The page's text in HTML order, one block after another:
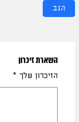
הגב
השארת זיכרון
הזיכרון שלך *